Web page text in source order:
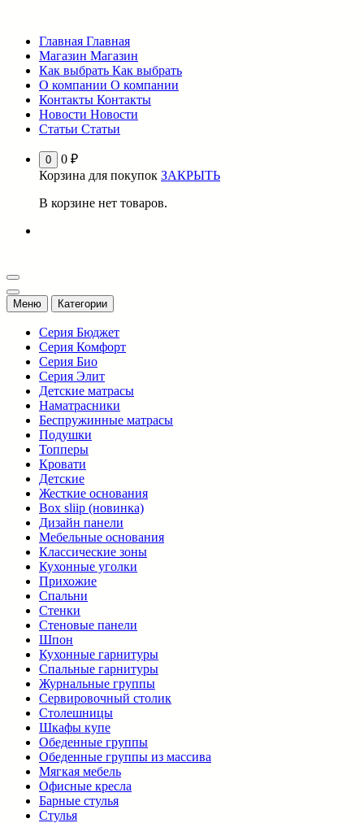
содержимому
Главная Главная
Магазин Магазин
Как выбрать Как выбрать
О компании О компании
Контакты Контакты
Новости Новости
Статьи Статьи
0 0 ₽
Корзина для покупок ЗАКРЫТЬ
В корзине нет товаров.
Меню Категории
Серия Бюджет
Серия Комфорт
Серия Био
Серия Элит
Детские матрасы
Наматрасники
Беспружинные матрасы
Подушки
Топперы
Кровати
Детские
Жесткие основания
Box sliip (новинка)
Дизайн панели
Мебельные основания
Классические зоны
Кухонные уголки
Прихожие
Спальни
Стенки
Стеновые панели
Шпон
Кухонные гарнитуры
Спальные гарнитуры
Журнальные группы
Сервировочный столик
Столешницы
Шкафы купе
Обеденные группы
Обеденные группы из массива
Мягкая мебель
Офисные кресла
Барные стулья
Стулья